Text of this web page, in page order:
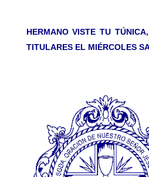
HERMANO VISTE TU
TITULARES EL MIÉRCOLES